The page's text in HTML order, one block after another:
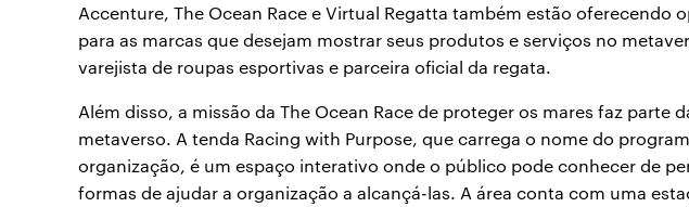
Accenture, The Ocean Race e Virtual Regatta também estão oferecendo
para as marcas que desejam mostrar seus produtos e serviços no
varejista de roupas esportivas e parceira oficial da regata.
Além disso, a missão da The Ocean Race de proteger os mares faz parte
metaverso. A tenda Racing with Purpose, que carrega o nome do
organização, é um espaço interativo onde o público pode conhecer de
formas de ajudar a organização a alcançá-las. A área conta com uma